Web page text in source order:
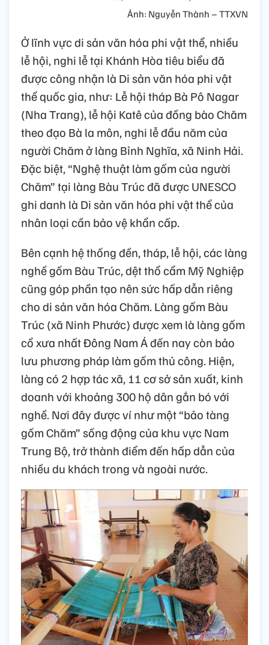
Ảnh: Nguyễn Thành – TTXVN
Ở lĩnh vực di sản văn hóa phi vật thể, nhiều
lễ hội, nghi lễ tại Khánh Hòa tiêu biểu đã
được công nhận là Di sản văn hóa phi vật
thể quốc gia, như: Lễ hội tháp Bà Pô Nagar
(Nha Trang), lễ hội Katê của đồng bào Chăm
theo đạo Bà la môn, nghi lễ đầu năm của
người Chăm ở làng Bỉnh Nghĩa, xã Ninh Hải.
Đặc biệt, “Nghệ thuật làm gốm của người
Chăm” tại làng Bàu Trúc đã được UNESCO
ghi danh là Di sản văn hóa phi vật thể của
nhân loại cần bảo vệ khẩn cấp.
Bên cạnh hệ thống đền, tháp, lễ hội, các làng
nghề gốm Bàu Trúc, dệt thổ cẩm Mỹ Nghiệp
cũng góp phần tạo nên sức hấp dẫn riêng
cho di sản văn hóa Chăm. Làng gốm Bàu
Trúc (xã Ninh Phước) được xem là làng gốm
cổ xưa nhất Đông Nam Á đến nay còn bảo
lưu phương pháp làm gốm thủ công. Hiện,
làng có 2 hợp tác xã, 11 cơ sở sản xuất, kinh
doanh với khoảng 300 hộ dân gắn bó với
nghề. Nơi đây được ví như một “bảo tàng
gốm Chăm” sống động của khu vực Nam
Trung Bộ, trở thành điểm đến hấp dẫn của
nhiều du khách trong và ngoài nước.